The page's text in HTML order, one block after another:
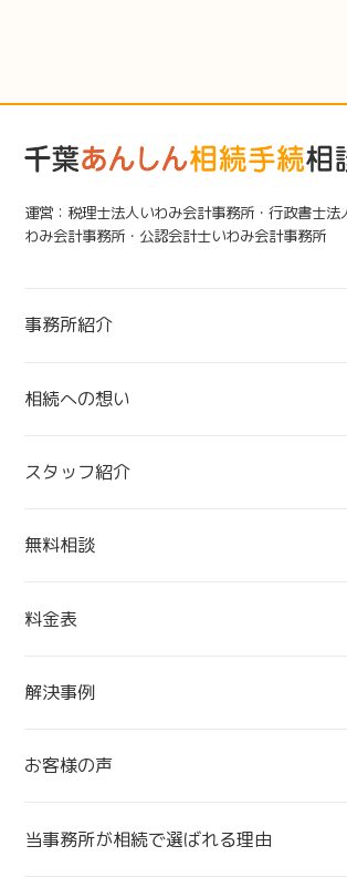
運営：税理士法人いわみ会計事務所・行政書士法
わみ会計事務所・公認会計士いわみ会計事務所
事務所紹介
相続への想い
スタッフ紹介
無料相談
料金表
解決事例
お客様の声
当事務所が相続で選ばれる理由